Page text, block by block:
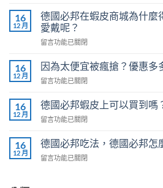
國
必
邦
的
效
作
中
16
12 月
德國必邦在蝦皮商城為什麼
愛戴呢？
在
國
必
邦
蝦
皮
商
為
什
留言功能已關閉
16
12 月
因為太便宜被瘋搶？優惠多
在
為
太
便
被
瘋
搶？
留言功能已關閉
16
12 月
德國必邦蝦皮上可以買到嗎
在
國
必
邦
留言功能已關閉
16
12 月
德國必邦吃法，德國必邦怎
在
留言功能已關閉